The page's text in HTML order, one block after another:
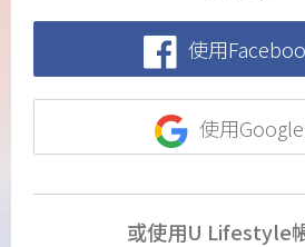
使用
使用
或使用U Lifestyle